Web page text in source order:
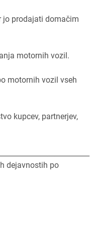
jo prodajati domačim
motornih vozil.
motornih vozil vseh
kupcev, partnerjev,
dejavnostih po